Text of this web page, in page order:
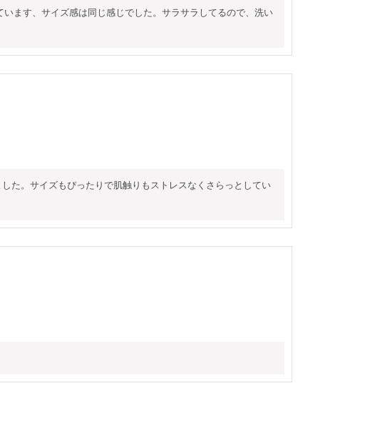
ます、サイズ感は同じ感じでした。サラサラしてるので、洗い
た。サイズもぴったりで肌触りもストレスなくさらっとしてい